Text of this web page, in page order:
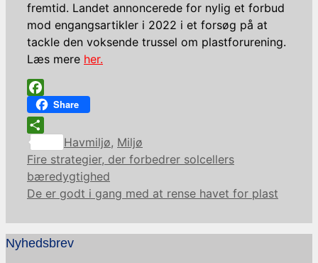
fremtid. Landet annoncerede for nylig et forbud
mod engangsartikler i 2022 i et forsøg på at
tackle den voksende trussel om plastforurening.
Læs mere her.
Facebook
Share
Share
Kategorier
Havmiljø, Miljø
Fire strategier, der forbedrer solcellers
bæredygtighed
De er godt i gang med at rense havet for plast
Nyhedsbrev